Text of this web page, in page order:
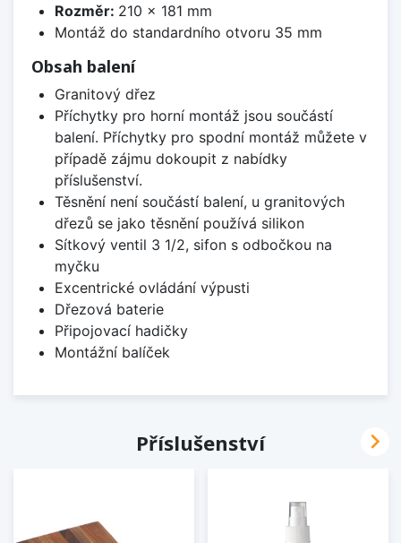
Rozměr: 210 x 181 mm
Montáž do standardního otvoru 35 mm
Obsah balení
Granitový dřez
Příchytky pro horní montáž jsou součástí
balení. Příchytky pro spodní montáž můžete v
případě zájmu dokoupit z nabídky
příslušenství.
Těsnění není součástí balení, u granitových
dřezů se jako těsnění používá silikon
Sítkový ventil 3 1/2, sifon s odbočkou na
myčku
Excentrické ovládání výpusti
Dřezová baterie
Připojovací hadičky
Montážní balíček
Příslušenství 